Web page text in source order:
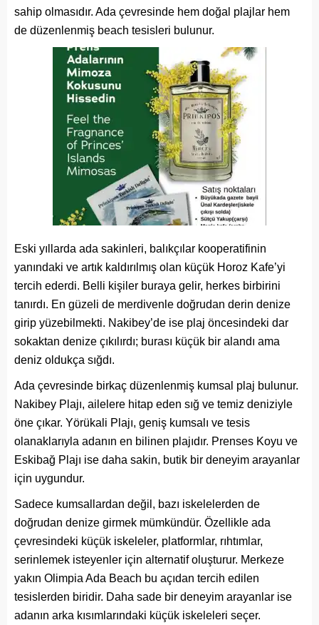
sahip olmasıdır. Ada çevresinde hem doğal plajlar hem
de düzenlenmiş beach tesisleri bulunur.
Eski yıllarda ada sakinleri, balıkçılar kooperatifinin
yanındaki ve artık kaldırılmış olan küçük Horoz Kafe’yi
tercih ederdi. Belli kişiler buraya gelir, herkes birbirini
tanırdı. En güzeli de merdivenle doğrudan derin denize
girip yüzebilmekti. Nakibey’de ise plaj öncesindeki dar
sokaktan denize çıkılırdı; burası küçük bir alandı ama
deniz oldukça sığdı.
Ada çevresinde birkaç düzenlenmiş kumsal plaj bulunur.
Nakibey Plajı, ailelere hitap eden sığ ve temiz deniziyle
öne çıkar. Yörükali Plajı, geniş kumsalı ve tesis
olanaklarıyla adanın en bilinen plajıdır. Prenses Koyu ve
Eskibağ Plajı ise daha sakin, butik bir deneyim arayanlar
için uygundur.
Sadece kumsallardan değil, bazı iskelelerden de
doğrudan denize girmek mümkündür. Özellikle ada
çevresindeki küçük iskeleler, platformlar, rıhtımlar,
serinlemek isteyenler için alternatif oluşturur. Merkeze
yakın Olimpia Ada Beach bu açıdan tercih edilen
tesislerden biridir. Daha sade bir deneyim arayanlar ise
adanın arka kısımlarındaki küçük iskeleleri seçer.